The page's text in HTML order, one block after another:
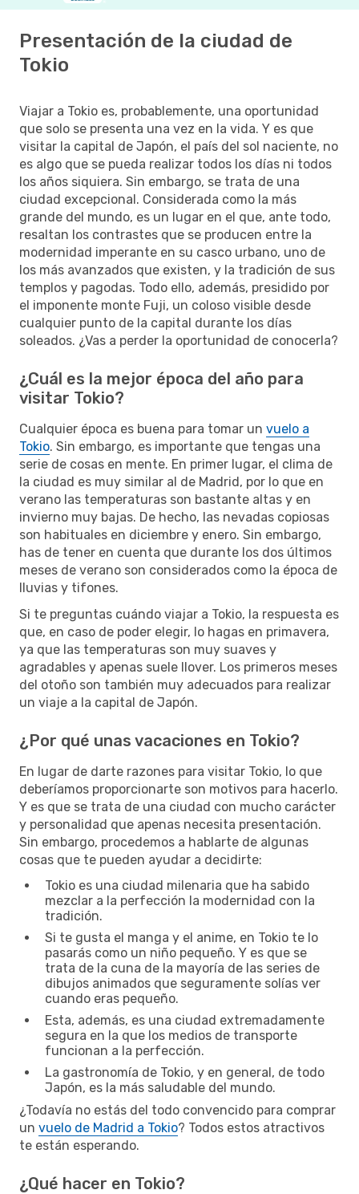
Presentación de la ciudad de
Tokio
Viajar a Tokio es, probablemente, una oportunidad
que solo se presenta una vez en la vida. Y es que
visitar la capital de Japón, el país del sol naciente, no
es algo que se pueda realizar todos los días ni todos
los años siquiera. Sin embargo, se trata de una
ciudad excepcional. Considerada como la más
grande del mundo, es un lugar en el que, ante todo,
resaltan los contrastes que se producen entre la
modernidad imperante en su casco urbano, uno de
los más avanzados que existen, y la tradición de sus
templos y pagodas. Todo ello, además, presidido por
el imponente monte Fuji, un coloso visible desde
cualquier punto de la capital durante los días
soleados. ¿Vas a perder la oportunidad de conocerla?
¿Cuál es la mejor época del año para
visitar Tokio?
Cualquier época es buena para tomar un vuelo a
Tokio. Sin embargo, es importante que tengas una
serie de cosas en mente. En primer lugar, el clima de
la ciudad es muy similar al de Madrid, por lo que en
verano las temperaturas son bastante altas y en
invierno muy bajas. De hecho, las nevadas copiosas
son habituales en diciembre y enero. Sin embargo,
has de tener en cuenta que durante los dos últimos
meses de verano son considerados como la época de
lluvias y tifones.
Si te preguntas cuándo viajar a Tokio, la respuesta es
que, en caso de poder elegir, lo hagas en primavera,
ya que las temperaturas son muy suaves y
agradables y apenas suele llover. Los primeros meses
del otoño son también muy adecuados para realizar
un viaje a la capital de Japón.
¿Por qué unas vacaciones en Tokio?
En lugar de darte razones para visitar Tokio, lo que
deberíamos proporcionarte son motivos para hacerlo.
Y es que se trata de una ciudad con mucho carácter
y personalidad que apenas necesita presentación.
Sin embargo, procedemos a hablarte de algunas
cosas que te pueden ayudar a decidirte:
Tokio es una ciudad milenaria que ha sabido
mezclar a la perfección la modernidad con la
tradición.
Si te gusta el manga y el anime, en Tokio te lo
pasarás como un niño pequeño. Y es que se
trata de la cuna de la mayoría de las series de
dibujos animados que seguramente solías ver
cuando eras pequeño.
Esta, además, es una ciudad extremadamente
segura en la que los medios de transporte
funcionan a la perfección.
La gastronomía de Tokio, y en general, de todo
Japón, es la más saludable del mundo.
¿Todavía no estás del todo convencido para comprar
un vuelo de Madrid a Tokio? Todos estos atractivos
te están esperando.
¿Qué hacer en Tokio?